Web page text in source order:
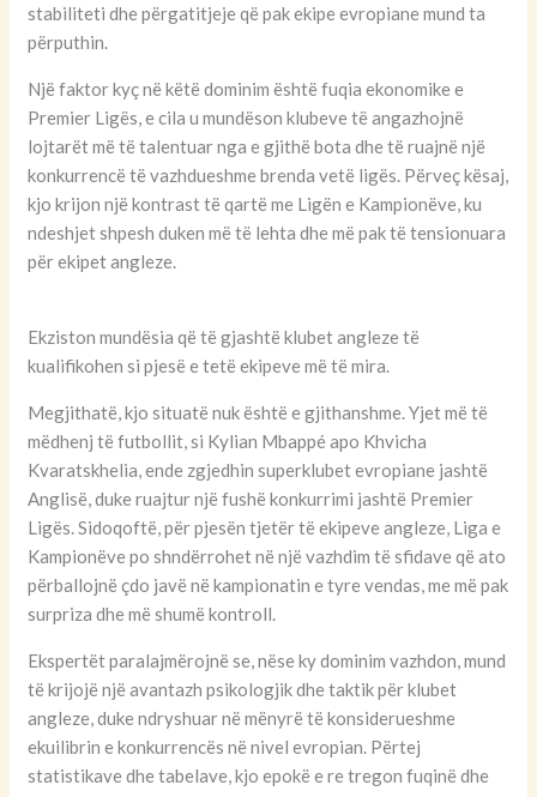
stabiliteti dhe përgatitjeje që pak ekipe evropiane mund ta
përputhin.
Një faktor kyç në këtë dominim është fuqia ekonomike e
Premier Ligës, e cila u mundëson klubeve të angazhojnë
lojtarët më të talentuar nga e gjithë bota dhe të ruajnë një
konkurrencë të vazhdueshme brenda vetë ligës. Përveç kësaj,
kjo krijon një kontrast të qartë me Ligën e Kampionëve, ku
ndeshjet shpesh duken më të lehta dhe më pak të tensionuara
për ekipet angleze.
Ekziston mundësia që të gjashtë klubet angleze të
kualifikohen si pjesë e tetë ekipeve më të mira.
Megjithatë, kjo situatë nuk është e gjithanshme. Yjet më të
mëdhenj të futbollit, si Kylian Mbappé apo Khvicha
Kvaratskhelia, ende zgjedhin superklubet evropiane jashtë
Anglisë, duke ruajtur një fushë konkurrimi jashtë Premier
Ligës. Sidoqoftë, për pjesën tjetër të ekipeve angleze, Liga e
Kampionëve po shndërrohet në një vazhdim të sfidave që ato
përballojnë çdo javë në kampionatin e tyre vendas, me më pak
surpriza dhe më shumë kontroll.
Ekspertët paralajmërojnë se, nëse ky dominim vazhdon, mund
të krijojë një avantazh psikologjik dhe taktik për klubet
angleze, duke ndryshuar në mënyrë të konsiderueshme
ekuilibrin e konkurrencës në nivel evropian. Përtej
statistikave dhe tabelave, kjo epokë e re tregon fuqinë dhe